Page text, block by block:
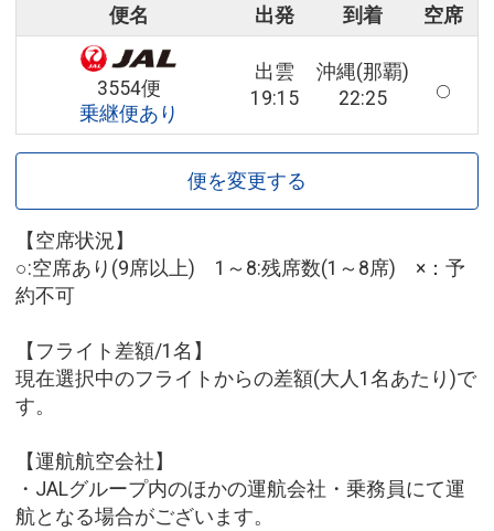
便名 出発 到着 空席
3554便
乗継便あり
出雲
19:15
沖縄(那覇)
22:25
便を変更する
【空席状況】
○:空席あり(9席以上) 1～8:残席数(1～8席) ×：予
約不可
【フライト差額/1名】
現在選択中のフライトからの差額(大人1名あたり)で
す。
【運航航空会社】
・JALグループ内のほかの運航会社・乗務員にて運
航となる場合がございます。